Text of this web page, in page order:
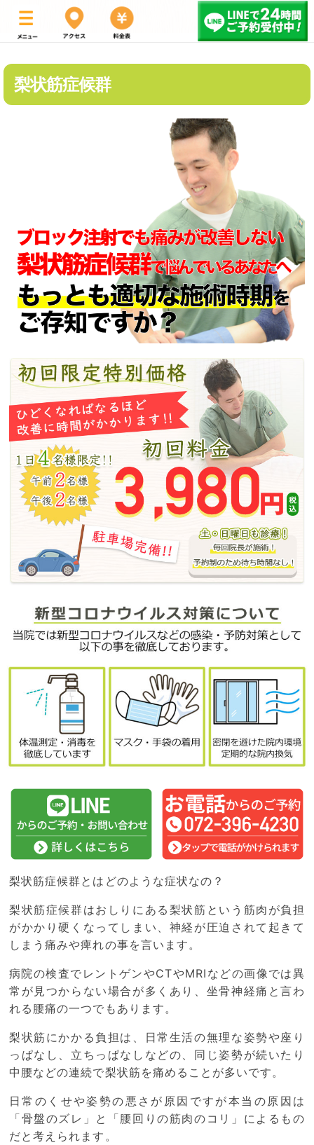
梨状筋症候群
梨状筋症候群とはどのような症状なの？
梨状筋症候群はおしりにある梨状筋という筋肉が負担
がかかり硬くなってしまい、神経が圧迫されて起きて
しまう痛みや痺れの事を言います。
病院の検査でレントゲンやCTやMRIなどの画像では異
常が見つからない場合が多くあり、坐骨神経痛と言わ
れる腰痛の一つでもあります。
梨状筋にかかる負担は、日常生活の無理な姿勢や座り
っぱなし、立ちっぱなしなどの、同じ姿勢が続いたり
中腰などの連続で梨状筋を痛めることが多いです。
日常のくせや姿勢の悪さが原因ですが本当の原因は
「骨盤のズレ」と「腰回りの筋肉のコリ」によるもの
だと考えられます。